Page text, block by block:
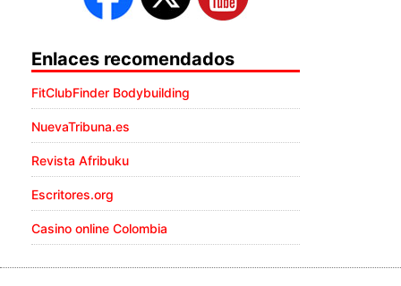
Enlaces recomendados
FitClubFinder Bodybuilding
NuevaTribuna.es
Revista Afribuku
Escritores.org
Casino online Colombia